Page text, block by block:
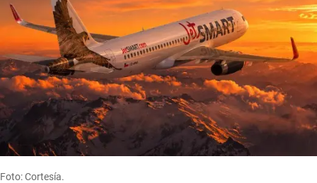
Foto: Cortesía.